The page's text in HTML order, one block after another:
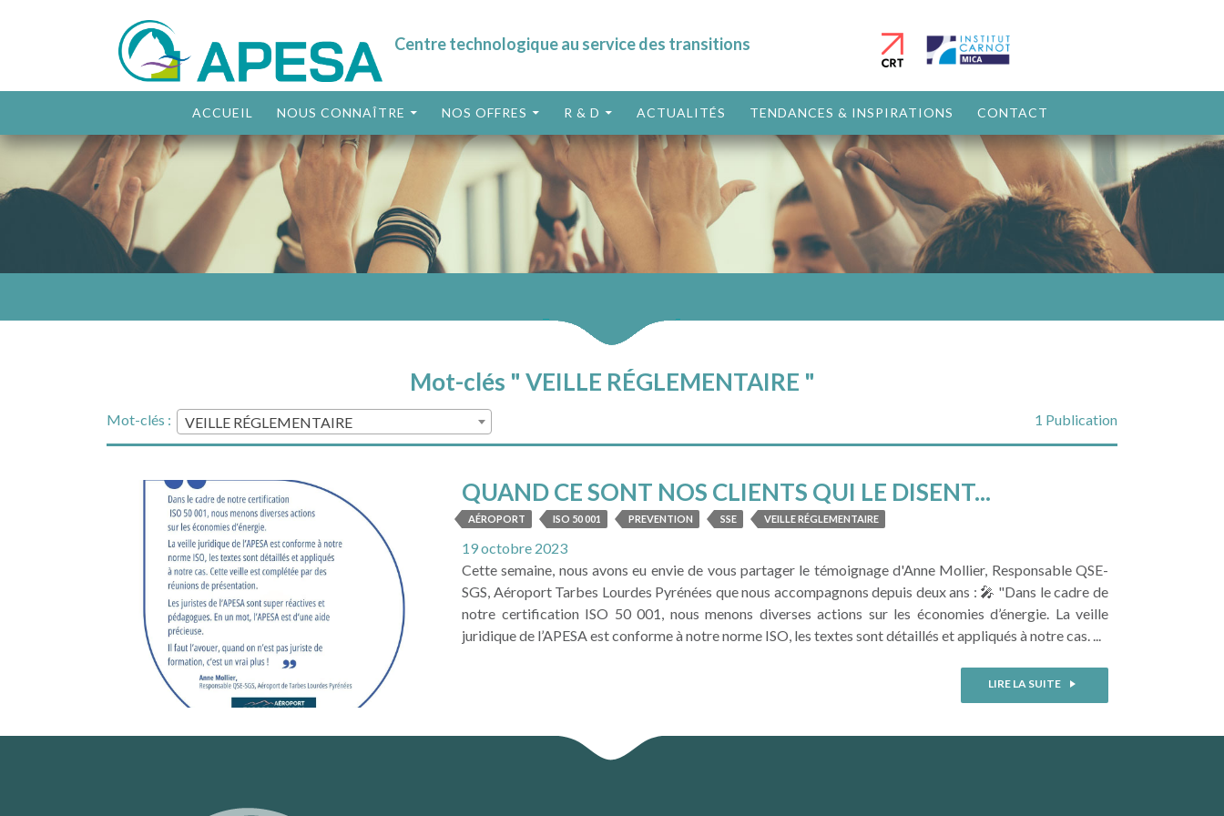
Centre technologique au service des transitions
ACCUEIL
NOUS CONNAÎTRE NOS OFFRES R & D ACTUALITÉS TENDANCES & INSPIRATIONS CONTACT
Mot-clés " VEILLE RÉGLEMENTAIRE "
1 Publication
Mot-clés : VEILLE RÉGLEMENTAIRE
QUAND CE SONT NOS CLIENTS QUI LE DISENT...
AÉROPORT ISO 50 001 PREVENTION SSE VEILLE RÉGLEMENTAIRE
19 octobre 2023
Cette semaine, nous avons eu envie de vous partager le témoignage d'Anne Mollier, Responsable QSE-
SGS, Aéroport Tarbes Lourdes Pyrénées que nous accompagnons depuis deux ans : 🎤 "Dans le cadre de
notre certification ISO 50 001, nous menons diverses actions sur les économies d’énergie. La veille
juridique de l’APESA est conforme à notre norme ISO, les textes sont détaillés et appliqués à notre cas. ...
LIRE LA SUITE